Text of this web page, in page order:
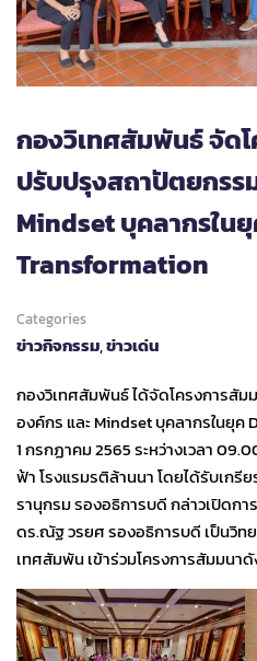
กองวิเทศสัมพันธ์ จัด
ปรับปรุงสถาปัตยกรร
Mindset บุคลากรใน
Transformation
Categories
ข่าวกิจกรรม,ข่าวเด่น
กองวิเทศสัมพันธ์ ได้จัดโครงการสั
องค์กร และ Mindset บุคลากรในยุค
1 กรกฏาคม 2565 ระหว่างเวลา
ฟ้า โรงแรมรติล้านนา โดยได้รับเกรี
รานุกรม รองอธิการบดี กล่าวเปิดก
ดร.ณัฐ วรยศ รองอธิการบดี เป็นวิท
เทศสัมพัน เข้าร่วมโครงการสัมมนา